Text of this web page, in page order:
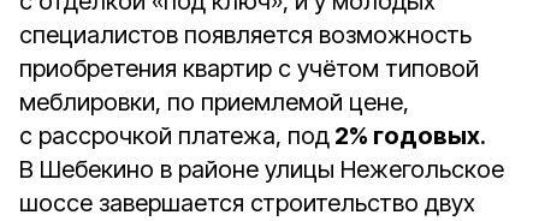
специалистов появляется возможность
приобретения квартир с учётом типовой
меблировки, по приемлемой цене,
с рассрочкой платежа, под 2% годовых.
В Шебекино в районе улицы Нежегольское
шоссе завершается строительство двух